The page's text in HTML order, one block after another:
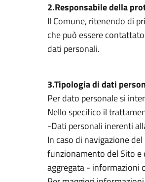
2.Responsabile della
Il Comune, ritenendo di
che può essere
dati personali.
3.Tipologia di dati
Per dato personale si
Nello specifico il
-Dati personali inerenti
In caso di navigazione
funzionamento del Sito e
aggregata - informazioni